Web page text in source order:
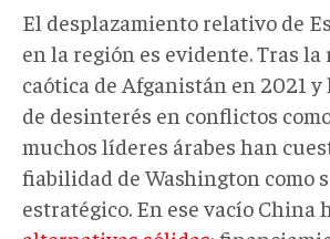
El desplazamiento relativo de
en la región es evidente. Tras la
caótica de Afganistán en 2021 y
de desinterés en conflictos como
muchos líderes árabes han
fiabilidad de Washington como
estratégico. En ese vacío China